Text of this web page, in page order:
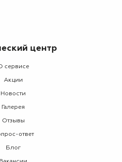
центр
сервисе
Акции
Новости
Галерея
Отзывы
ответ
Блог